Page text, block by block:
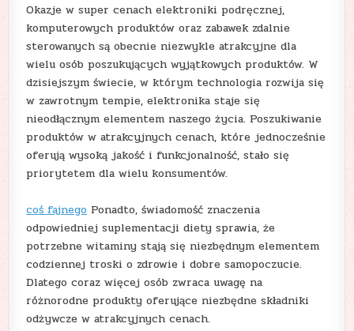
Okazje w super cenach elektroniki podręcznej,
komputerowych produktów oraz zabawek zdalnie
sterowanych są obecnie niezwykle atrakcyjne dla
wielu osób poszukujących wyjątkowych produktów. W
dzisiejszym świecie, w którym technologia rozwija się
w zawrotnym tempie, elektronika staje się
nieodłącznym elementem naszego życia. Poszukiwanie
produktów w atrakcyjnych cenach, które jednocześnie
oferują wysoką jakość i funkcjonalność, stało się
priorytetem dla wielu konsumentów.
coś fajnego Ponadto, świadomość znaczenia
odpowiedniej suplementacji diety sprawia, że
potrzebne witaminy stają się niezbędnym elementem
codziennej troski o zdrowie i dobre samopoczucie.
Dlatego coraz więcej osób zwraca uwagę na
różnorodne produkty oferujące niezbędne składniki
odżywcze w atrakcyjnych cenach.